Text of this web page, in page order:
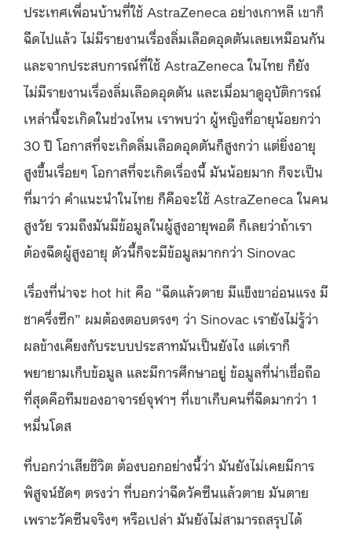
ประเทศเพื่อนบ้านที่ใช้ AstraZeneca อย่างเกาหลี เขาก็
ฉีดไปแล้ว ไม่มีรายงานเรื่องลิ่มเลือดอุดตันเลยเหมือนกัน
และจากประสบการณ์ที่ใช้ AstraZeneca ในไทย ก็ยัง
ไม่มีรายงานเรื่องลิ่มเลือดอุดตัน และเมื่อมาดูอุบัติการณ์
เหล่านี้จะเกิดในช่วงไหน เราพบว่า ผู้หญิงที่อายุน้อยกว่า
30 ปี โอกาสที่จะเกิดลิ่มเลือดอุดตันก็สูงกว่า แต่ยิ่งอายุ
สูงขึ้นเรื่อยๆ โอกาสที่จะเกิดเรื่องนี้ มันน้อยมาก ก็จะเป็น
ที่มาว่า คำแนะนำในไทย ก็คือจะใช้ AstraZeneca ในคน
สูงวัย รวมถึงมันมีข้อมูลในผู้สูงอายุพอดี ก็เลยว่าถ้าเรา
ต้องฉีดผู้สูงอายุ ตัวนี้ก็จะมีข้อมูลมากกว่า Sinovac
เรื่องที่น่าจะ hot hit คือ “ฉีดแล้วตาย มีแข็งขาอ่อนแรง มี
ชาครึ่งซีก” ผมต้องตอบตรงๆ ว่า Sinovac เรายังไม่รู้ว่า
ผลข้างเคียงกับระบบประสาทมันเป็นยังไง แต่เราก็
พยายามเก็บข้อมูล และมีการศึกษาอยู่ ข้อมูลที่น่าเชื่อถือ
ที่สุดคือทีมของอาจารย์จุฬาฯ ที่เขาเก็บคนที่ฉีดมากว่า 1
หมื่นโดส
ที่บอกว่าเสียชีวิต ต้องบอกอย่างนี้ว่า มันยังไม่เคยมีการ
พิสูจน์ชัดๆ ตรงว่า ที่บอกว่าฉีดวัคซีนแล้วตาย มันตาย
เพราะวัคซีนจริงๆ หรือเปล่า มันยังไม่สามารถสรุปได้